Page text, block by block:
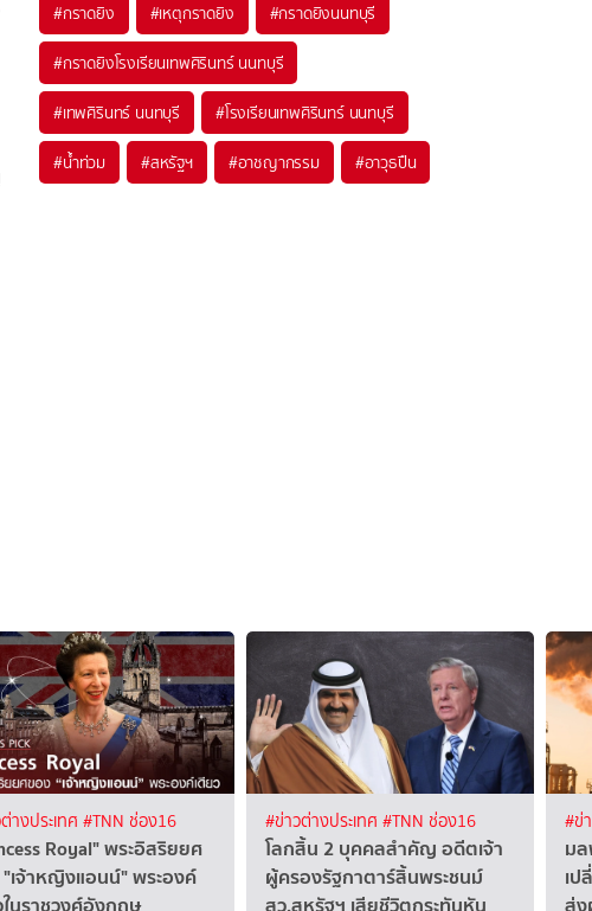
#กราดยิง #เหตุกราดยิง #กราดยิงนนทบุรี
#กราดยิงโรงเรียนเทพศิรินทร์ นนทบุรี
#เทพศิรินทร์ นนทบุรี #โรงเรียนเทพศิรินทร์ นนทบุรี
#น้ำท่วม #สหรัฐฯ #อาชญากรรม #อาวุธปืน
างประเทศ #TNN ช่อง16
Royal" พระอิสริยยศ
เจ้าหญิงแอนน์" พระองค์
ในราชวงศ์อังกฤษ
#ข่าวต่างประเทศ #TNN ช่อง16
โลกสิ้น 2 บุคคลสำคัญ อดีตเจ้า
ผู้ครองรัฐกาตาร์สิ้นพระชนม์
สว.สหรัฐฯ เสียชีวิตกระทันหัน
#ข่
ม
เป
ส่